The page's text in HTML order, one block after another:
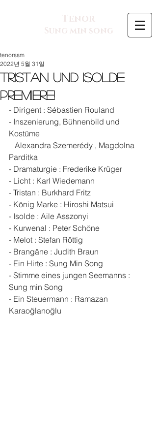
Tenor
Sung min song
Tristan und Isolde
Premiere!
tenorssm
2022년 5월 31일
- Dirigent : Sébastien Rouland
- Inszenierung, Bühnenbild und
Kostüme
Parditka
- Dramaturgie : Frederike Krüger
- Licht : Karl Wiedemann
- Tristan : Burkhard Fritz
- König Marke : Hiroshi Matsui
- Isolde : Aile Asszonyi
- Kurwenal : Peter Schöne
- Melot : Stefan Röttig
- Brangäne : Judith Braun
- Ein Hirte : Sung Min Song
- Stimme eines jungen Seemanns :
Sung min Song
- Ein Steuermann : Ramazan
Karaoğlanoğlu